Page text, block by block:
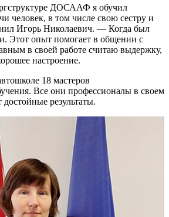
ДОСААФ я обучил
человек, в том числе свою сестру и
Игорь Николаевич. — Когда был
Этот опыт помогает в общении с
в своей работе считаю выдержку,
настроение.
18 мастеров
Все они профессионалы в своем
результаты.